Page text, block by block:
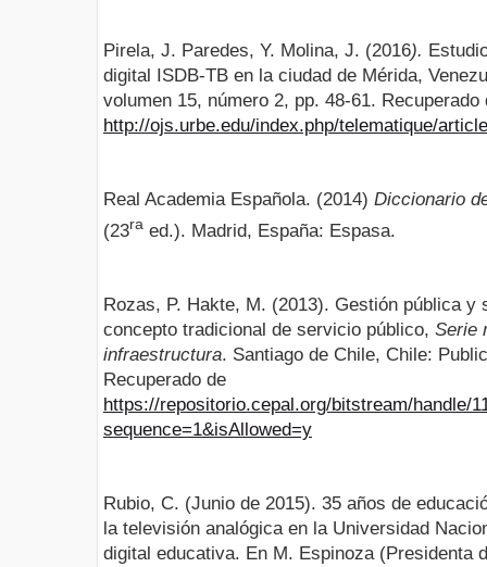
Pirela, J. Paredes, Y. Molina, J. (2016).
digital ISDB-TB en la ciudad de Mérida,
volumen 15, número 2, pp. 48-61. Recuperado
http://ojs.urbe.edu/index.php/telematique/
Real Academia Española. (2014) Diccionario
(23ra ed.). Madrid, España: Espasa.
Rozas, P. Hakte, M. (2013). Gestión pública
concepto tradicional de servicio público, Serie
infraestructura. Santiago de Chile, Chile:
Recuperado de
https://repositorio.cepal.org/bitstream/handle/
sequence=1&isAllowed=y
Rubio, C. (Junio de 2015). 35 años de
la televisión analógica en la Universidad
digital educativa. En M. Espinoza (Presidenta